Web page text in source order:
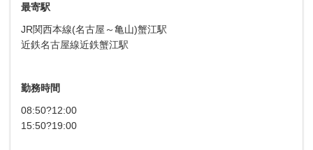
最寄駅
JR関西本線(名古屋～亀山)蟹江駅
近鉄名古屋線近鉄蟹江駅
勤務時間
08:50?12:00
15:50?19:00